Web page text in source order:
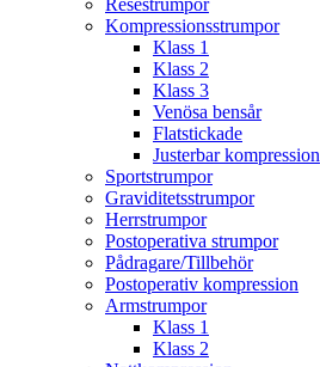
Resestrumpor
Kompressionsstrumpor
Klass 1
Klass 2
Klass 3
Venösa bensår
Flatstickade
Justerbar kompression
Sportstrumpor
Graviditetsstrumpor
Herrstrumpor
Postoperativa strumpor
Pådragare/Tillbehör
Postoperativ kompression
Armstrumpor
Klass 1
Klass 2